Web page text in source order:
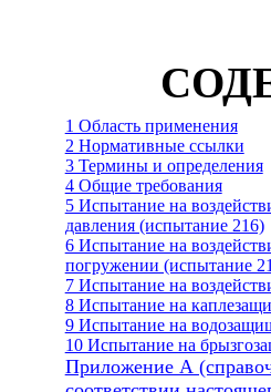
1 Область применения
2 Нормативные ссылки
3 Термины и определения
4 Общие требования
5 Испытание на
давления (испытание 216)
6 Испытание на
погружении (испытание
7 Испытание на
8 Испытание на
9 Испытание на
10 Испытание на
Приложение А